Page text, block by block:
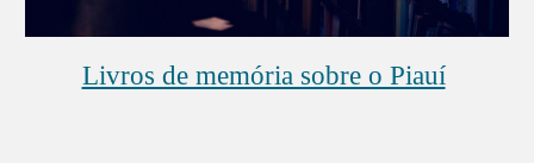
Livros de memória sobre o Piauí